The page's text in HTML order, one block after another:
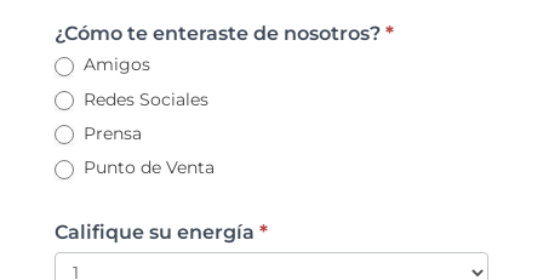
¿Cómo te enteraste de nosotros? *
Amigos
Redes Sociales
Prensa
Punto de Venta
Califique su energía *